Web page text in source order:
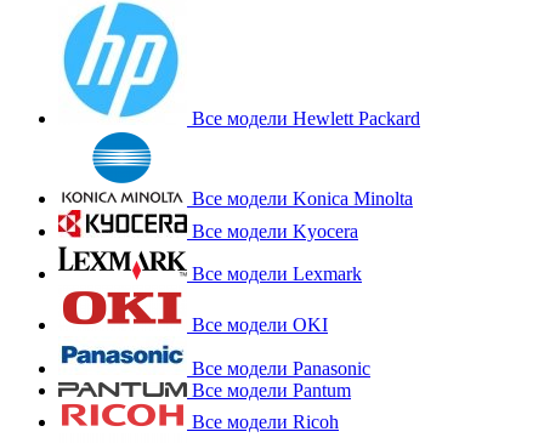
Все модели Hewlett Packard
Все модели Konica Minolta
Все модели Kyocera
Все модели Lexmark
Все модели OKI
Все модели Panasonic
Все модели Pantum
Все модели Ricoh